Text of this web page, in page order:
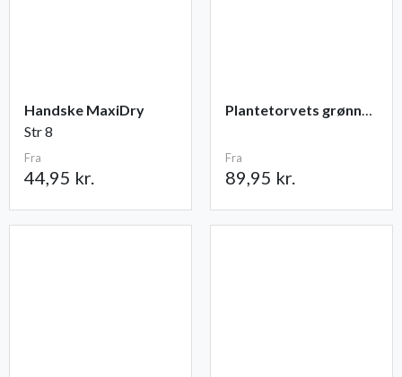
Handske MaxiDry
Str 8
Fra
44,95 kr.
Plantetorvets grønne vandingspose 75 liter
Fra
89,95 kr.